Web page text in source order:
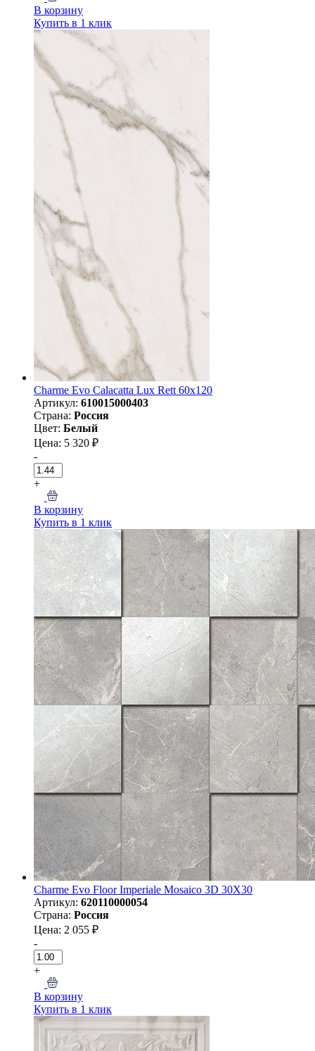
В корзину
Купить в 1 клик
Charme Evo Calacatta Lux Rett 60x120
Артикул: 610015000403
Страна: Россия
Цвет: Белый
Цена: 5 320 ₽
-
+
В корзину
Купить в 1 клик
Charme Evo Floor Imperiale Mosaico 3D 30X30
Артикул: 620110000054
Страна: Россия
Цена: 2 055 ₽
-
+
В корзину
Купить в 1 клик